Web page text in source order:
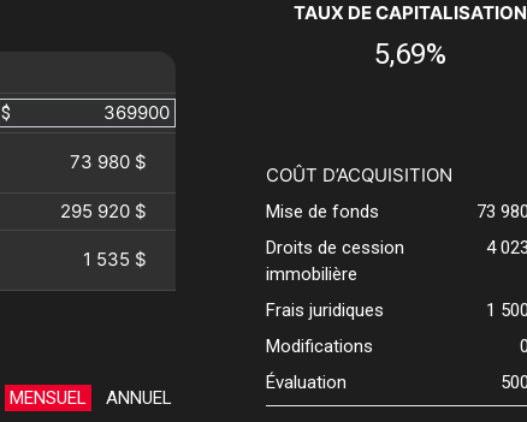
$
73 980 $
295 920 $
1 535 $
MENSUEL ANNUEL
TAUX DE CAPITALISATION
5,69%
COÛT D’ACQUISITION
Mise de fonds
73
Droits de cession
immobilière
4
Frais juridiques
1
Modifications
Évaluation